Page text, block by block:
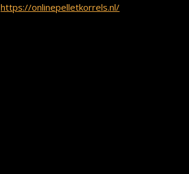
https://onlinepelletkorrels.nl/